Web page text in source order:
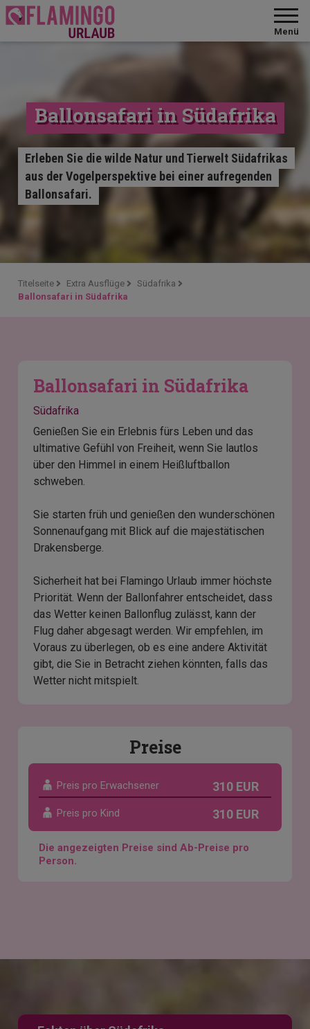
Menü
Ballonsafari in Südafrika
Erleben Sie die wilde Natur und Tierwelt Südafrikas
aus der Vogelperspektive bei einer aufregenden
Ballonsafari.
Titelseite Extra Ausflüge
Südafrika
Ballonsafari in Südafrika
Ballonsafari in Südafrika
Südafrika
Genießen Sie ein Erlebnis fürs Leben und das
ultimative Gefühl von Freiheit, wenn Sie lautlos
über den Himmel in einem Heißluftballon
schweben.
Sie starten früh und genießen den wunderschönen
Sonnenaufgang mit Blick auf die majestätischen
Drakensberge.
Sicherheit hat bei Flamingo Urlaub immer höchste
Priorität. Wenn der Ballonfahrer entscheidet, dass
das Wetter keinen Ballonflug zulässt, kann der
Flug daher abgesagt werden. Wir empfehlen, im
Voraus zu überlegen, ob es eine andere Aktivität
gibt, die Sie in Betracht ziehen könnten, falls das
Wetter nicht mitspielt.
Preise
Preis pro Erwachsener 310 EUR
Preis pro Kind 310 EUR
Die angezeigten Preise sind Ab-Preise pro
Person.